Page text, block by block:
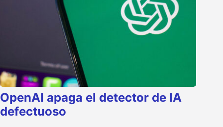
OpenAI apaga el detector de IA
defectuoso